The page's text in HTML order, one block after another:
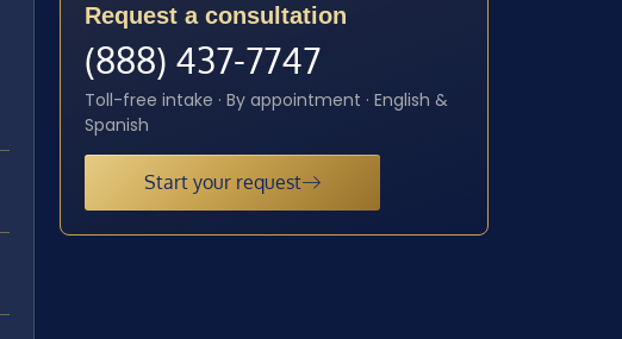
Request a consultation
(888) 437-7747
Toll-free intake · By appointment · English &
Spanish
Start your request